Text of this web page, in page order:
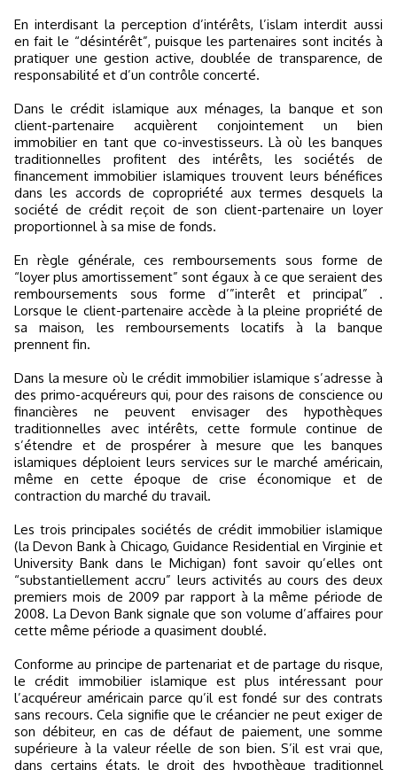
En interdisant la perception d’intérêts, l’islam interdit aussi
en fait le “désintérêt”, puisque les partenaires sont incités à
pratiquer une gestion active, doublée de transparence, de
responsabilité et d’un contrôle concerté.
Dans le crédit islamique aux ménages, la banque et son
client-partenaire acquièrent conjointement un bien
immobilier en tant que co-investisseurs. Là où les banques
traditionnelles profitent des intérêts, les sociétés de
financement immobilier islamiques trouvent leurs bénéfices
dans les accords de copropriété aux termes desquels la
société de crédit reçoit de son client-partenaire un loyer
proportionnel à sa mise de fonds.
En règle générale, ces remboursements sous forme de
“loyer plus amortissement” sont égaux à ce que seraient des
remboursements sous forme d’”interêt et principal” .
Lorsque le client-partenaire accède à la pleine propriété de
sa maison, les remboursements locatifs à la banque
prennent fin.
Dans la mesure où le crédit immobilier islamique s’adresse à
des primo-acquéreurs qui, pour des raisons de conscience ou
financières ne peuvent envisager des hypothèques
traditionnelles avec intérêts, cette formule continue de
s’étendre et de prospérer à mesure que les banques
islamiques déploient leurs services sur le marché américain,
même en cette époque de crise économique et de
contraction du marché du travail.
Les trois principales sociétés de crédit immobilier islamique
(la Devon Bank à Chicago, Guidance Residential en Virginie et
University Bank dans le Michigan) font savoir qu’elles ont
“substantiellement accru” leurs activités au cours des deux
premiers mois de 2009 par rapport à la même période de
2008. La Devon Bank signale que son volume d’affaires pour
cette même période a quasiment doublé.
Conforme au principe de partenariat et de partage du risque,
le crédit immobilier islamique est plus intéressant pour
l’acquéreur américain parce qu’il est fondé sur des contrats
sans recours. Cela signifie que le créancier ne peut exiger de
son débiteur, en cas de défaut de paiement, une somme
supérieure à la valeur réelle de son bien. S’il est vrai que,
dans certains états, le droit des hypothèque traditionnel